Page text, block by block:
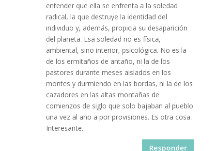
entender que ella se enfrenta a la soledad
radical, la que destruye la identidad del
individuo y, además, propicia su desaparición
del planeta. Esa soledad no es física,
ambiental, sino interior, psicológica. No es la
de los ermitaños de antaño, ni la de los
pastores durante meses aislados en los
montes y durmiendo en las bordas, ni la de los
cazadores en las altas montañas de
comienzos de siglo que solo bajaban al pueblo
una vez al año a por provisiones. Es otra cosa.
Interesante.
Responder